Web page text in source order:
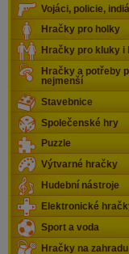
Vojáci, policie,
Hračky pro holky
Hračky pro kluky i
Hračky a potřeby
nejmenší
Stavebnice
Společenské hry
Puzzle
Výtvarné hračky
Hudební nástroje
Elektronické
Sport a voda
Hračky na